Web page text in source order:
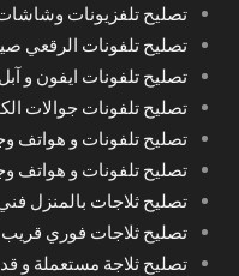
تصليح تلفزيونات
تصليح تلفونات الرقعي
تصليح تلفونات ايفون و
تصليح تلفونات جوالات
تصليح تلفونات و هواتف
تصليح تلفونات و هواتف
تصليح ثلاجات بالمنزل
تصليح ثلاجات فوري
تصليح ثلاجة مستعملة و